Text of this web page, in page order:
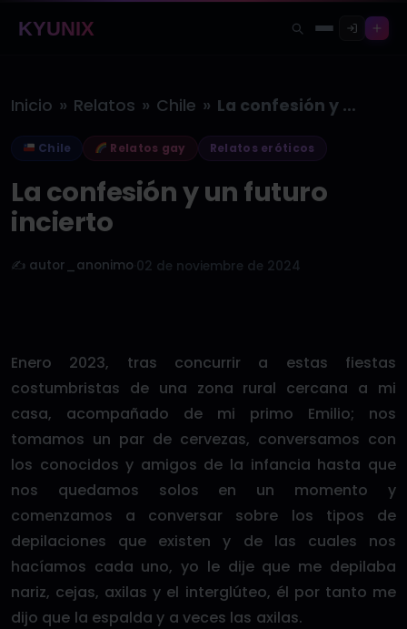
KYUNIX
Inicio » Relatos » Chile » La confesión y un futuro incierto
Chile Relatos gay Relatos eróticos
La confesión y un futuro
incierto
✍️ autor_anonimo 02 de noviembre de 2024
Enero 2023, tras concurrir a estas fiestas
costumbristas de una zona rural cercana a mi
casa, acompañado de mi primo Emilio; nos
tomamos un par de cervezas, conversamos con
los conocidos y amigos de la infancia hasta que
nos quedamos solos en un momento y
comenzamos a conversar sobre los tipos de
depilaciones que existen y de las cuales nos
hacíamos cada uno, yo le dije que me depilaba
nariz, cejas, axilas y el interglúteo, él por tanto me
dijo que la espalda y a veces las axilas.